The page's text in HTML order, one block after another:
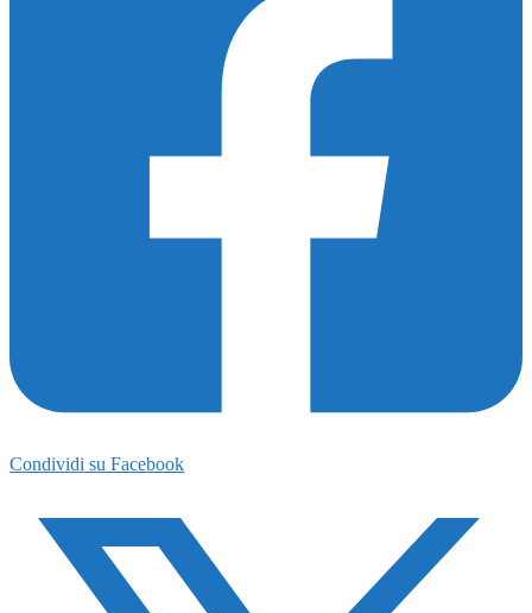
Condividi su Facebook